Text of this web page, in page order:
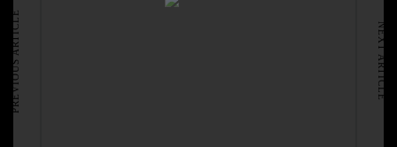
AVISO LEGAL
PREVIOUS ARTICLE NEXT ARTICLE